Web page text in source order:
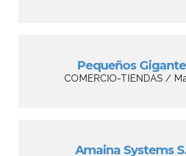
Pequeños
COMERCIO-TIENDAS /
Amaina Systems